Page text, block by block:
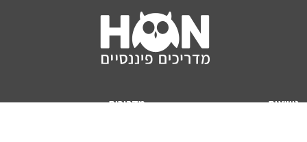
נושאים
מדריכים